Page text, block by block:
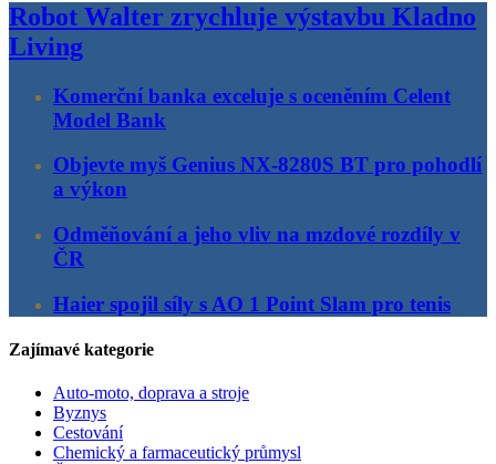
Robot Walter zrychluje výstavbu Kladno
Living
Komerční banka exceluje s oceněním Celent
Model Bank
Objevte myš Genius NX-8280S BT pro pohodlí
a výkon
Odměňování a jeho vliv na mzdové rozdíly v
ČR
Haier spojil síly s AO 1 Point Slam pro tenis
Zajímavé kategorie
Auto-moto, doprava a stroje
Byznys
Cestování
Chemický a farmaceutický průmysl